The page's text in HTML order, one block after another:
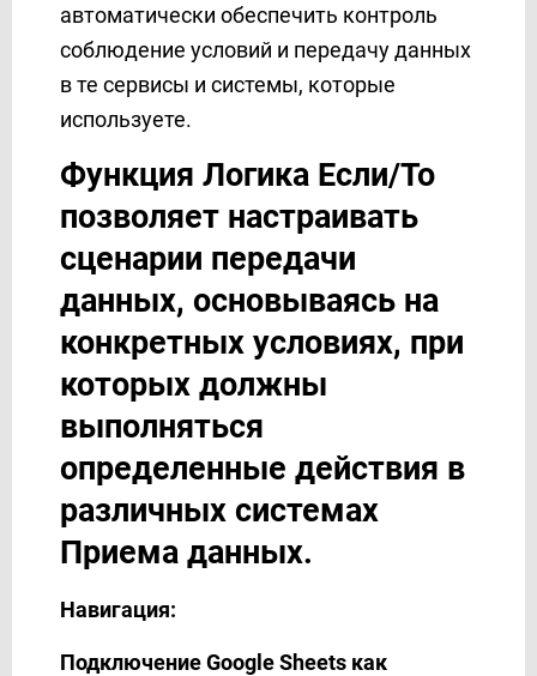
OLX Обновить ОБЪЯВЛЕНИЕ / Создать ОБЪЯВЛЕНИЕ
OneBox Изменить ЗАКАЗ / Создать ЗАКАЗ
Smartsheet Обновить СТРОКУ / Добавить СТРОКУ
Todoist Обновить ЗАДАЧУ / Создать ЗАДАЧУ
Zoho Inventory Изменить ЗАКАЗ на продажу / Создать
Партнерский кабинет
Поддержка
Тарифы и Оплата
автоматически обеспечить контроль
соблюдение условий и передачу данных
в те сервисы и системы, которые
используете.
Функция Логика Если/То
позволяет настраивать
сценарии передачи
данных, основываясь на
конкретных условиях, при
которых должны
выполняться
определенные действия в
различных системах
Приема данных.
Навигация:
Подключение Google Sheets как